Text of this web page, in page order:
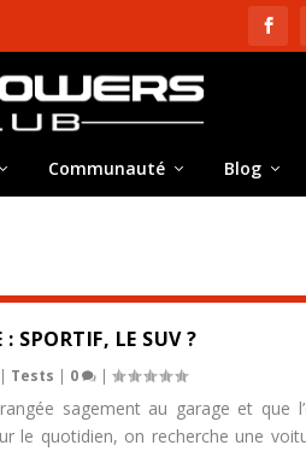
Communauté Blog
SPORTIF, LE SUV ?
Tests | 0 |
sagement au garage et que
le quotidien, on recherche une